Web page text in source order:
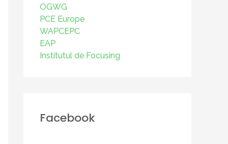
OGWG
PCE Europe
WAPCEPC
EAP
Institutul de Focusing
Facebook